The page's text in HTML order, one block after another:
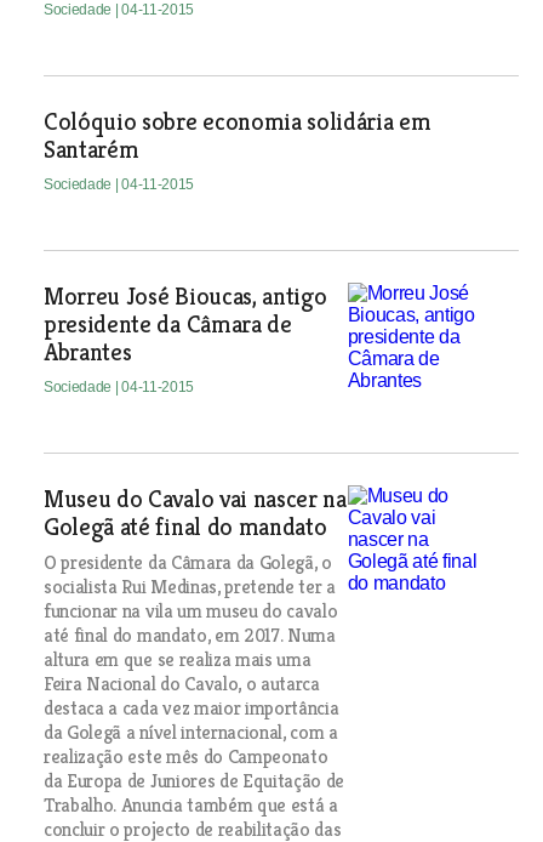
Sociedade | 04-11-2015
Colóquio sobre economia solidária em
Santarém
Sociedade | 04-11-2015
Morreu José Bioucas, antigo
presidente da Câmara de
Abrantes
Sociedade | 04-11-2015
Museu do Cavalo vai nascer na
Golegã até final do mandato
O presidente da Câmara da Golegã, o
socialista Rui Medinas, pretende ter a
funcionar na vila um museu do cavalo
até final do mandato, em 2017. Numa
altura em que se realiza mais uma
Feira Nacional do Cavalo, o autarca
destaca a cada vez maior importância
da Golegã a nível internacional, com a
realização este mês do Campeonato
da Europa de Juniores de Equitação de
Trabalho. Anuncia também que está a
concluir o projecto de reabilitação das